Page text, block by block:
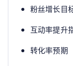
粉丝增长目
互动率提升
转化率预期